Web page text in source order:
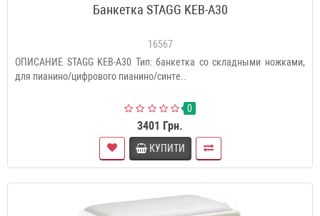
Банкетка STAGG KEB-A30
16567
ОПИСАНИЕ STAGG KEB-A30 Тип: банкетка со складными ножками,
для пианино/цифрового пианино/синте..
0
3401 Грн.
КУПИТИ